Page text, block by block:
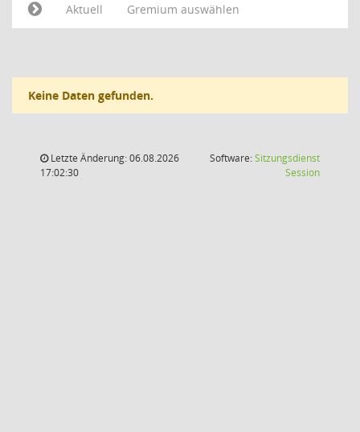
Aktuell
Gremium auswählen
Keine Daten gefunden.
Letzte Änderung: 06.08.2026
17:02:30
Software:Sitzungsdienst
Session(Wird in